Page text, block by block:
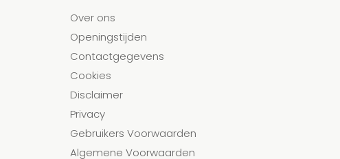
Over ons
Openingstijden
Contactgegevens
Cookies
Disclaimer
Privacy
Gebruikers Voorwaarden
Algemene Voorwaarden